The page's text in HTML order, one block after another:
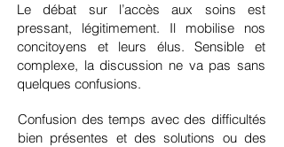
Le débat sur l’accès aux soins est
pressant, légitimement. Il mobilise nos
concitoyens et leurs élus. Sensible et
complexe, la discussion ne va pas sans
quelques confusions.
Confusion des temps avec des difficultés
bien présentes et des solutions ou des